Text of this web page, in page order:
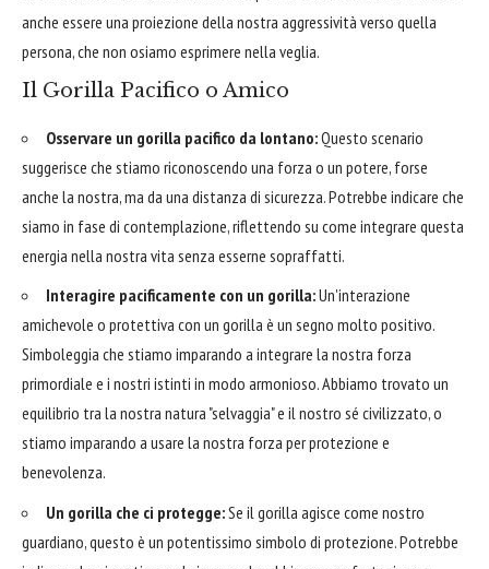
anche essere una proiezione della nostra aggressività verso quella
persona, che non osiamo esprimere nella veglia.
Il Gorilla Pacifico o Amico
Osservare un gorilla pacifico da lontano:Questo scenario
suggerisce che stiamo riconoscendo una forza o un potere, forse
anche la nostra, ma da una distanza di sicurezza. Potrebbe indicare che
siamo in fase di contemplazione, riflettendo su come integrare questa
energia nella nostra vita senza esserne sopraffatti.
Interagire pacificamente con un gorilla:Un'interazione
amichevole o protettiva con un gorilla è un segno molto positivo.
Simboleggia che stiamo imparando a integrare la nostra forza
primordiale e i nostri istinti in modo armonioso. Abbiamo trovato un
equilibrio tra la nostra natura "selvaggia" e il nostro sé civilizzato, o
stiamo imparando a usare la nostra forza per protezione e
benevolenza.
Un gorilla che ci protegge:Se il gorilla agisce come nostro
guardiano, questo è un potentissimo simbolo di protezione. Potrebbe